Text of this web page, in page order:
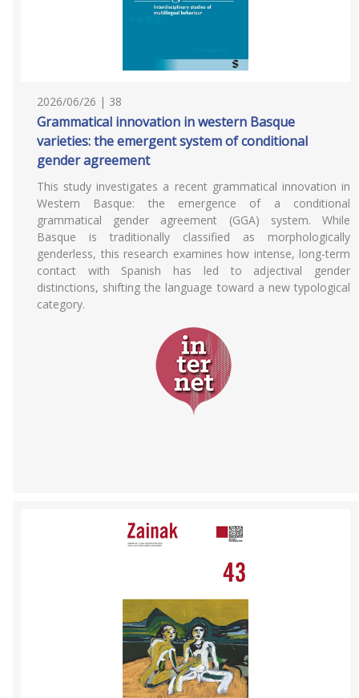
2026/06/26 | 38
Grammatical innovation in western Basque
varieties: the emergent system of conditional
gender agreement
This study investigates a recent grammatical innovation in
Western Basque: the emergence of a conditional
grammatical gender agreement (GGA) system. While
Basque is traditionally classified as morphologically
genderless, this research examines how intense, long-term
contact with Spanish has led to adjectival gender
distinctions, shifting the language toward a new typological
category.